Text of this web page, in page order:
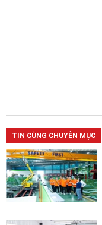
TIN CÙNG CHUYÊN MỤC